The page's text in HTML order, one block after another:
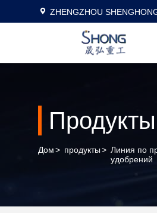
ZHENGZHOU
Продукты
Дом> продукты> Линия по
удобрений